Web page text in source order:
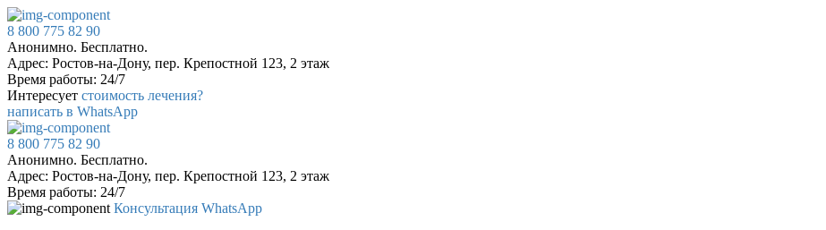
8 800 775 82 90
Анонимно. Бесплатно.
Адрес: Ростов-на-Дону, пер. Крепостной 123, 2 этаж
Время работы: 24/7
Интересует стоимость лечения?
написать в WhatsApp
8 800 775 82 90
Анонимно. Бесплатно.
Адрес: Ростов-на-Дону, пер. Крепостной 123, 2 этаж
Время работы: 24/7
Консультация WhatsApp